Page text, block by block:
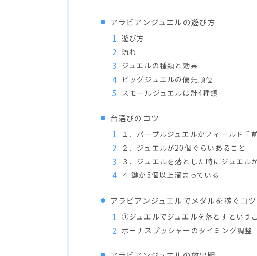
アラビアンジュエルの遊び方
遊び方
流れ
ジュエルの種類と効果
ビッグジュエルの優先順位
スモールジュエルは計4種類
台選びのコツ
１．パープルジュエルがフィールド手
２．ジュエルが20個ぐらいあること
３．ジュエルを落とした時にジュエル
４.鍵が5個以上溜まっている
アラビアンジュエルでメダルを稼ぐコ
①ジュエルでジュエルを落とすという
ボーナスプッシャーのタイミング調整